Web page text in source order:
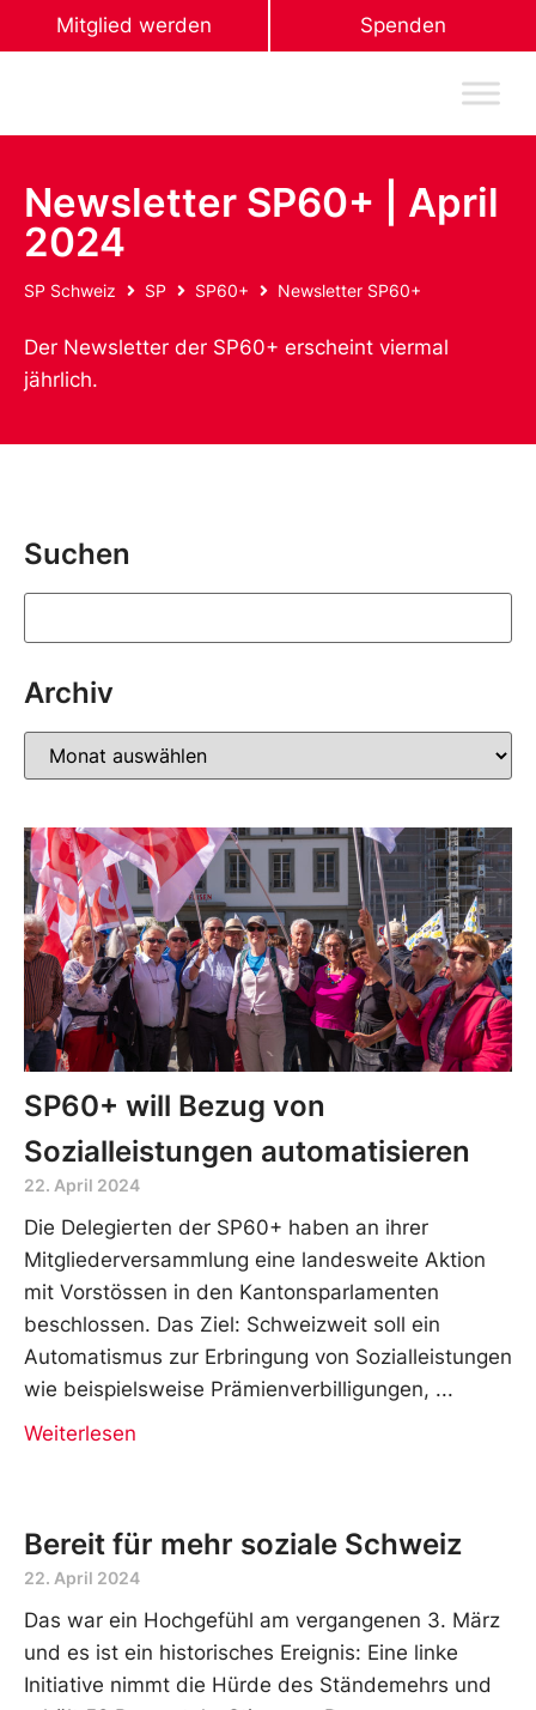
Mitglied werden Spenden
Newsletter SP60+ | April
2024
SP Schweiz SP SP60+ Newsletter SP60+
Der Newsletter der SP60+ erscheint viermal
jährlich.
Suchen
Archiv
SP60+ will Bezug von
Sozialleistungen automatisieren
22. April 2024
Die Delegierten der SP60+ haben an ihrer
Mitgliederversammlung eine landesweite Aktion
mit Vorstössen in den Kantonsparlamenten
beschlossen. Das Ziel: Schweizweit soll ein
Automatismus zur Erbringung von Sozialleistungen
wie beispielsweise Prämienverbilligungen,
Weiterlesen
Bereit für mehr soziale Schweiz
22. April 2024
Das war ein Hochgefühl am vergangenen 3. März
und es ist ein historisches Ereignis: Eine linke
Initiative nimmt die Hürde des Ständemehrs und